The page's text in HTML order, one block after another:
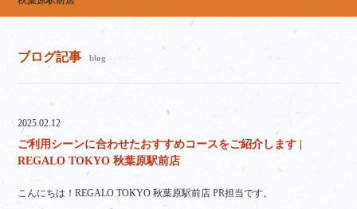
ブログ記事 blog
2025.02.12
ご利用シーンに合わせたおすすめコースをご紹介します |
REGALO TOKYO 秋葉原駅前店
こんにちは！REGALO TOKYO 秋葉原駅前店 PR担当です。